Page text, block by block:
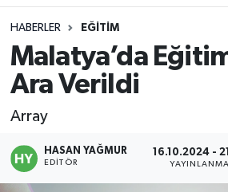
HABERLER EĞITIM
Malatya’da
Ara Verildi
Array
HASAN YAĞMUR
EDITÖR
16.10.2024 -
YAYINLANMA
Eğitim
Ekonomi
Gündem
Kadın
Malatya Namaz Vakitleri
Malatya Trafik Yoğunluk
TFF 3.Lig 2.Grup Puan
Tüm Manşetler